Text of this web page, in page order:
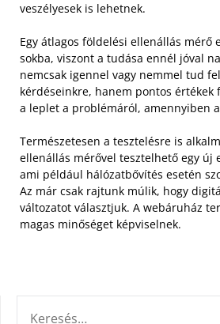
veszélyesek is lehetnek.
Egy átlagos földelési ellenállás mérő
sokba, viszont a tudása ennél jóval
nemcsak igennel vagy nemmel tud
kérdéseinkre, hanem pontos
a leplet a problémáról, amennyiben
Természetesen a tesztelésre is
ellenállás mérővel tesztelhető egy új
ami például hálózatbővítés esetén
Az már csak rajtunk múlik, hogy
változatot választjuk. A webáruház
magas minőséget képviselnek.